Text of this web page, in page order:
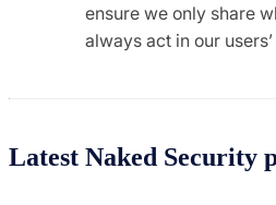
ensure we only share
always act in our
Latest Naked Security